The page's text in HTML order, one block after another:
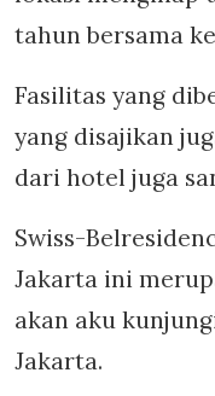
tahun bersama
Fasilitas yang
yang disajikan
dari hotel juga
Swiss-
Jakarta ini
akan aku
Jakarta.